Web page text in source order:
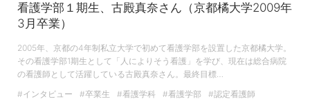
看護学部１期生、古殿真奈さん（京都橘大学2009年
3月卒業）
2005年、京都の4年制私立大学で初めて看護学部を設置した京都橘大学。
その看護学部1期生として「人によりそう看護」を学び、現在は総合病院
の看護師として活躍している古殿真奈さん。最終目標…
#インタビュー
#卒業生 #看護学科 #看護学部 #認定看護師